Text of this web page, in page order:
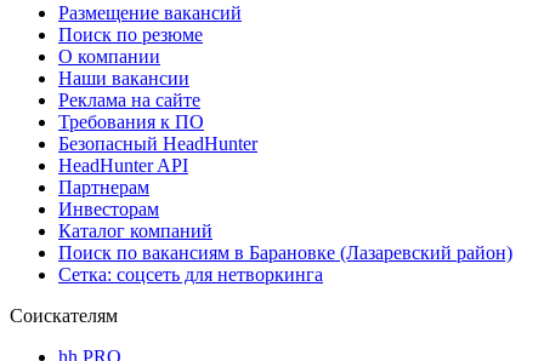
Размещение вакансий
Поиск по резюме
О компании
Наши вакансии
Реклама на сайте
Требования к ПО
Безопасный HeadHunter
HeadHunter API
Партнерам
Инвесторам
Каталог компаний
Поиск по вакансиям в Барановке (Лазаревский район)
Сетка: соцсеть для нетворкинга
Соискателям
hh PRO